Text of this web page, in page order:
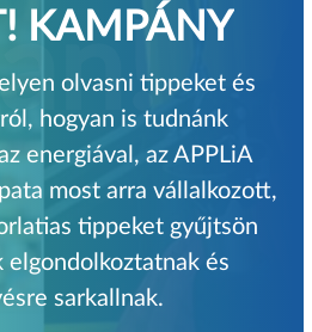
KAMPÁNY
olvasni tippeket és
hogyan is tudnánk
energiával, az APPLiA
most arra vállalkozott,
tippeket gyűjtsön
elgondolkoztatnak és
sarkallnak.